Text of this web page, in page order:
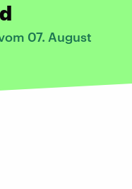
07. August